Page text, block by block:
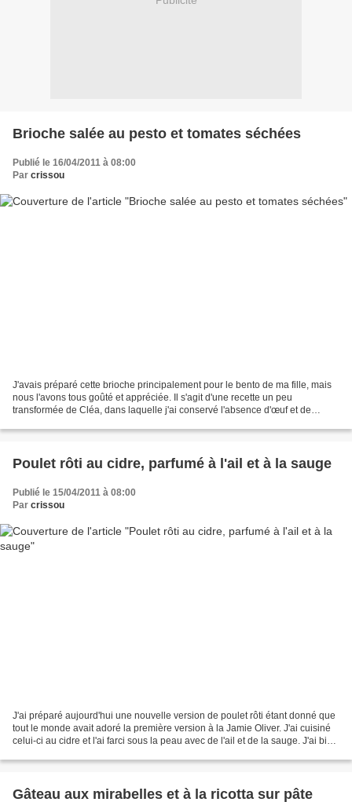
Brioche salée au pesto et tomates séchées
Publié le 16/04/2011 à 08:00
Par crissou
J'avais préparé cette brioche principalement pour le bento de ma fille, mais
nous l'avons tous goûté et appréciée. Il s'agit d'une recette un peu
transformée de Cléa, dans laquelle j'ai conservé l'absence d'œuf et de
Poulet rôti au cidre, parfumé à l'ail et à la sauge
Publié le 15/04/2011 à 08:00
Par crissou
J'ai préparé aujourd'hui une nouvelle version de poulet rôti étant donné que
tout le monde avait adoré la première version à la Jamie Oliver. J'ai cuisiné
celui-ci au cidre et l'ai farci sous la peau avec de l'ail et de la sauge. J'ai bien
Gâteau aux mirabelles et à la ricotta sur pâte